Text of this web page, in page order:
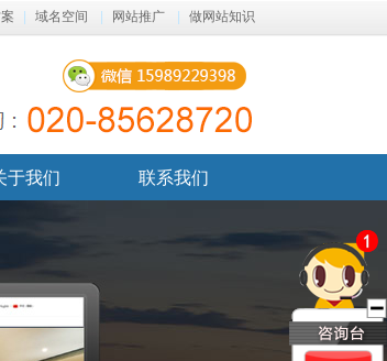
做网站知识
网站推广
域名空间
于我们 联系我们